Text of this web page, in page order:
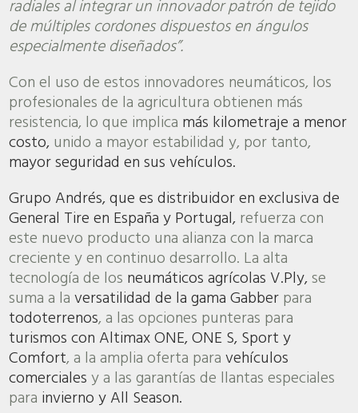
radiales al integrar un innovador patrón de tejido
de múltiples cordones dispuestos en ángulos
especialmente diseñados”.
Con el uso de estos innovadores neumáticos, los
profesionales de la agricultura obtienen más
resistencia, lo que implica más kilometraje a menor
costo,unido a mayor estabilidad y, por tanto,
mayor seguridad en sus vehículos.
Grupo Andrés, que es distribuidor en exclusiva de
General Tire en España y Portugal,refuerza con
este nuevo producto una alianza con la marca
creciente y en continuo desarrollo. La alta
tecnología de los neumáticos agrícolas V.Ply,se
suma a laversatilidad de la gama Gabberpara
todoterrenos, a las opciones punteras para
turismos con Altimax ONE, ONE S, Sport y
Comfort, a la amplia oferta paravehículos
comercialesy a las garantías de llantas especiales
para invierno y All Season.